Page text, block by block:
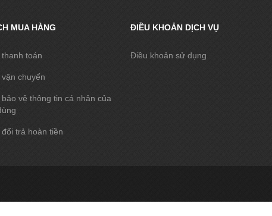
MUA HÀNG
toán
chuyển
vệ thông tin cá nhân của
trả hoàn tiền
ĐIỀU KHOẢN DỊCH VỤ
Điều khoản sử dụng